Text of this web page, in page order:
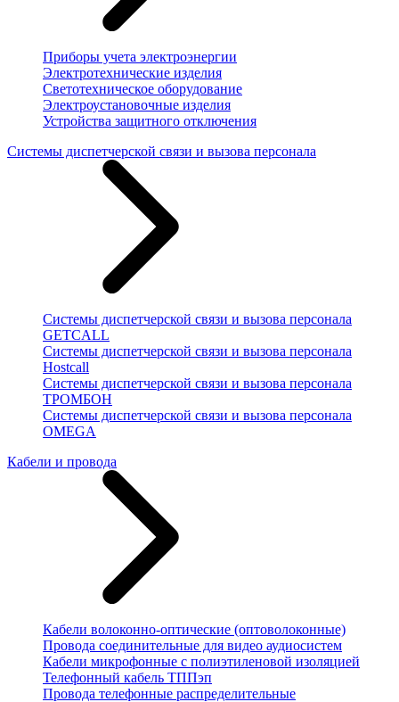
Приборы учета электроэнергии
Электротехнические изделия
Светотехническое оборудование
Электроустановочные изделия
Устройства защитного отключения
Системы диспетчерской связи и вызова персонала
Системы диспетчерской связи и вызова персонала
GETCALL
Системы диспетчерской связи и вызова персонала
Hostcall
Системы диспетчерской связи и вызова персонала
ТРОМБОН
Системы диспетчерской связи и вызова персонала
OMEGA
Кабели и провода
Кабели волоконно-оптические (оптоволоконные)
Провода соединительные для видео аудиосистем
Кабели микрофонные с полиэтиленовой изоляцией
Телефонный кабель ТППэп
Провода телефонные распределительные